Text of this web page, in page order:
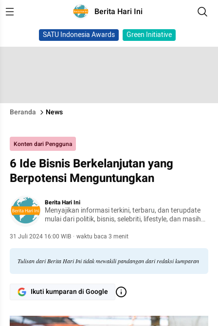
Berita Hari Ini
SATU Indonesia Awards Green Initiative
Beranda News
Konten dari Pengguna
6 Ide Bisnis Berkelanjutan yang
Berpotensi Menguntungkan
Berita Hari Ini
Menyajikan informasi terkini, terbaru, dan terupdate
mulai dari politik, bisnis, selebriti, lifestyle, dan masih
31 Juli 2024 16:00 WIB · waktu baca 3 menit
Tulisan dari Berita Hari Ini tidak mewakili pandangan dari redaksi kumparan
Ikuti kumparan di Google